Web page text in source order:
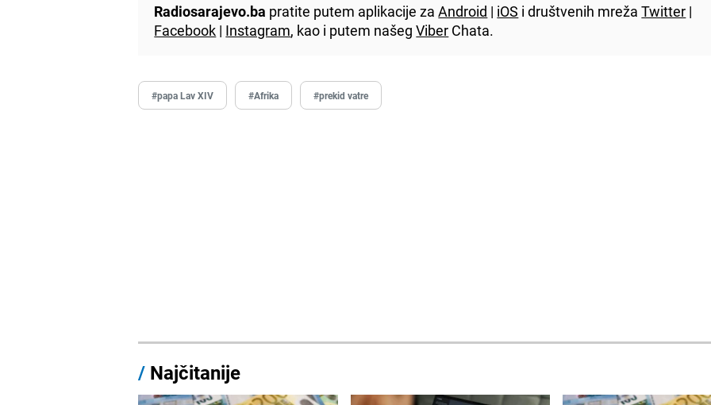
Radiosarajevo.ba pratite putem aplikacije zaAndroid | iOS i društvenih mrežaTwitter |
Facebook | Instagram, kao i putem našegViber Chata.
#papa Lav XIV #Afrika #prekid vatre
/ Najčitanije